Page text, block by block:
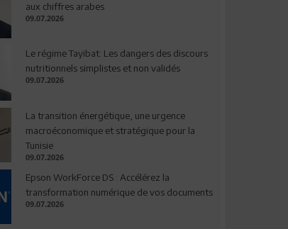
aux chiffres arabes
09.07.2026
Le régime Tayibat: Les dangers des discours
nutritionnels simplistes et non validés
09.07.2026
La transition énergétique, une urgence
macroéconomique et stratégique pour la
Tunisie
09.07.2026
Epson WorkForce DS : Accélérez la
transformation numérique de vos documents
09.07.2026